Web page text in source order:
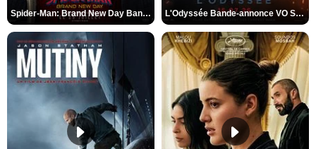
Spider-Man: Brand New Day Bande-annonce VO STFR L'Odyssée Bande-annonce VO STFR